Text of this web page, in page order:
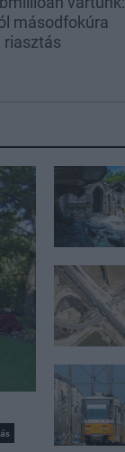
másodfokúra
riasztás